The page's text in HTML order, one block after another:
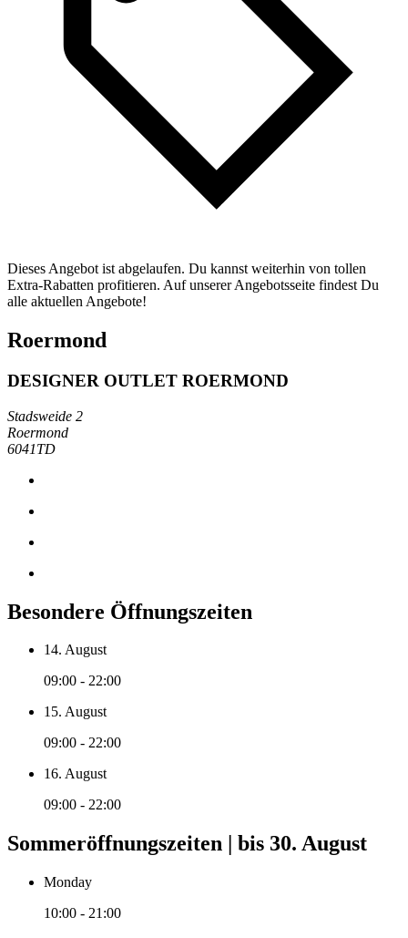
Dieses Angebot ist abgelaufen. Du kannst weiterhin von tollen
Extra-Rabatten profitieren. Auf unserer Angebotsseite findest Du
alle aktuellen Angebote!
Roermond
DESIGNER OUTLET ROERMOND
Stadsweide 2
Roermond
6041TD
Besondere Öffnungszeiten
14. August
09:00 - 22:00
15. August
09:00 - 22:00
16. August
09:00 - 22:00
Sommeröffnungszeiten | bis 30. August
Monday
10:00 - 21:00